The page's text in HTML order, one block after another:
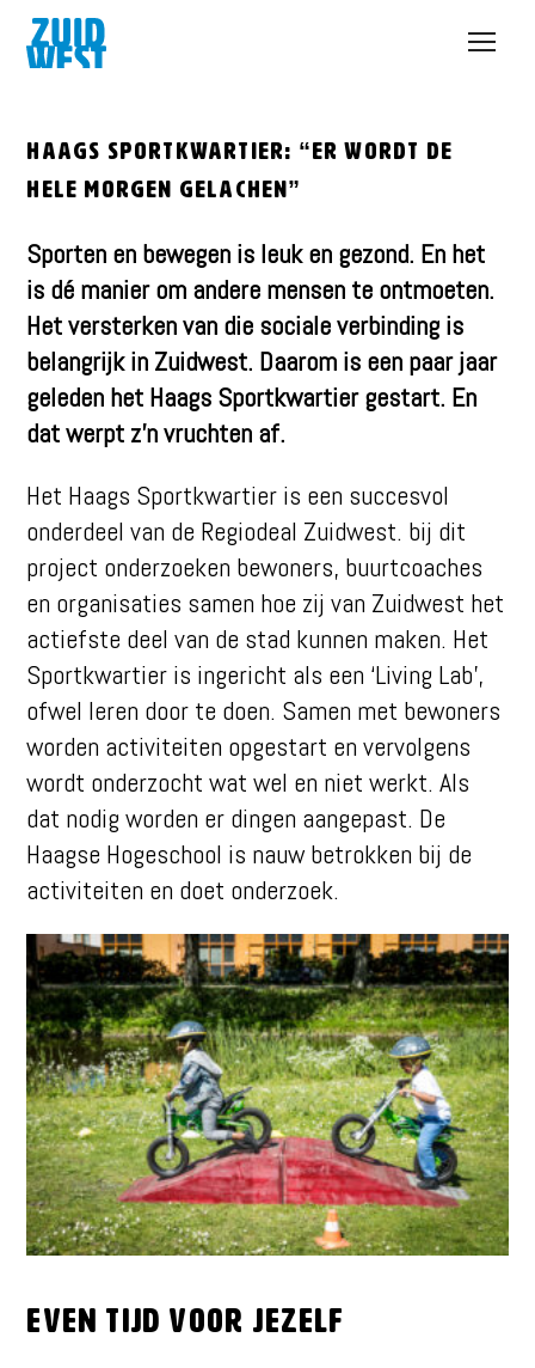
Open
Haags Sportkwartier: “Er wordt de
hele morgen gelachen”
Sporten en bewegen is leuk en gezond. En het
is dé manier om andere mensen te ontmoeten.
Het versterken van die sociale verbinding is
belangrijk in Zuidwest. Daarom is een paar jaar
geleden het Haags Sportkwartier gestart. En
dat werpt z’n vruchten af.
Het Haags Sportkwartier is een succesvol
onderdeel van de Regiodeal Zuidwest. ​​​​​​​bij dit
project onderzoeken bewoners, buurtcoaches
en organisaties samen hoe zij van Zuidwest het
actiefste deel van de stad kunnen maken. Het
Sportkwartier is ingericht als een ‘Living Lab’,
ofwel leren door te doen. Samen met bewoners
worden activiteiten opgestart en vervolgens
wordt onderzocht wat wel en niet werkt. Als
dat nodig worden er dingen aangepast. De
Haagse Hogeschool is nauw betrokken bij de
activiteiten en doet onderzoek.
Even tijd voor jezelf